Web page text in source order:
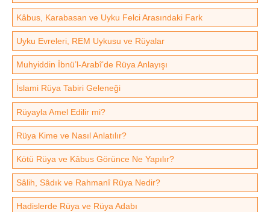
Kâbus, Karabasan ve Uyku Felci Arasındaki Fark
Uyku Evreleri, REM Uykusu ve Rüyalar
Muhyiddin İbnü’l-Arabî’de Rüya Anlayışı
İslami Rüya Tabiri Geleneği
Rüyayla Amel Edilir mi?
Rüya Kime ve Nasıl Anlatılır?
Kötü Rüya ve Kâbus Görünce Ne Yapılır?
Sâlih, Sâdık ve Rahmanî Rüya Nedir?
Hadislerde Rüya ve Rüya Adabı